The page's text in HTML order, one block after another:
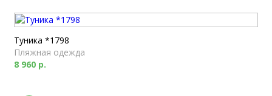
Туника *1798
Пляжная одежда
8 960 р.